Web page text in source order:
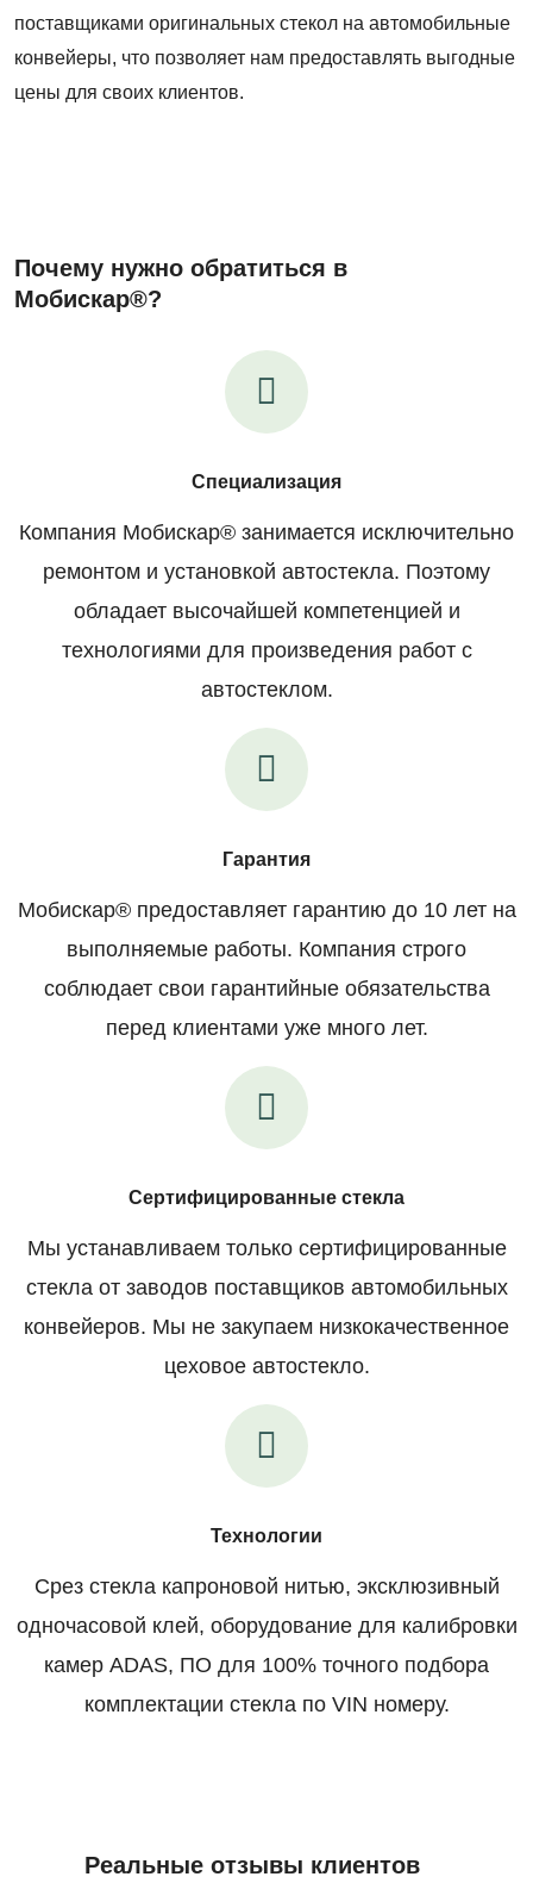
поставщиками оригинальных стекол на автомобильные
конвейеры, что позволяет нам предоставлять выгодные
цены для своих клиентов.
Почему нужно обратиться в
Мобискар®?
Специализация
Компания Мобискар® занимается исключительно
ремонтом и установкой автостекла. Поэтому
обладает высочайшей компетенцией и
технологиями для произведения работ с
автостеклом.
Гарантия
Мобискар® предоставляет гарантию до 10 лет на
выполняемые работы. Компания строго
соблюдает свои гарантийные обязательства
перед клиентами уже много лет.
Сертифицированные стекла
Мы устанавливаем только сертифицированные
стекла от заводов поставщиков автомобильных
конвейеров. Мы не закупаем низкокачественное
цеховое автостекло.
Технологии
Срез стекла капроновой нитью, эксклюзивный
одночасовой клей, оборудование для калибровки
камер ADAS, ПО для 100% точного подбора
комплектации стекла по VIN номеру.
Реальные отзывы клиентов